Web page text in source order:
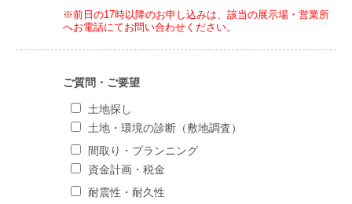
※前日の17時以降のお申し込みは、該当の展示場・営業所
へお電話にてお問い合わせください。
ご質問・ご要望
土地探し
土地・環境の診断（敷地調査）
間取り・プランニング
資金計画・税金
耐震性・耐久性